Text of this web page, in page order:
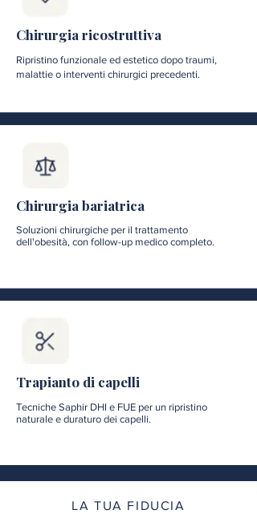
Chirurgia ricostruttiva
Ripristino funzionale ed estetico dopo traumi,
malattie o interventi chirurgici precedenti.
Chirurgia bariatrica
Soluzioni chirurgiche per il trattamento
dell'obesità, con follow-up medico completo.
Trapianto di capelli
Tecniche Saphir DHI e FUE per un ripristino
naturale e duraturo dei capelli.
LA TUA FIDUCIA